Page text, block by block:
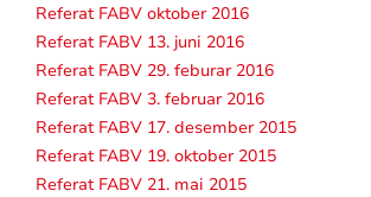
Referat FABV oktober 2016
Referat FABV 13. juni 2016
Referat FABV 29. feburar 2016
Referat FABV 3. februar 2016
Referat FABV 17. desember 2015
Referat FABV 19. oktober 2015
Referat FABV 21. mai 2015